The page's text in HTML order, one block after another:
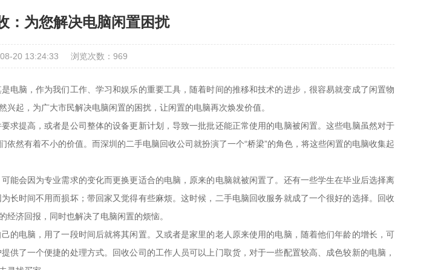
：为您解决电脑闲置困扰
20 13:24:33 浏览次数： 969
脑，作为我们工作、学习和娱乐的重要工具，随着时间的推移和技术的进步，很容易就变成了闲置物
起，为广大市民解决电脑闲置的困扰，让闲置的电脑再次焕发价值。
求提高，或者是公司整体的设备更新计划，导致一批批还能正常使用的电脑被闲置。这些电脑虽然对于
然有着不小的价值。而深圳的二手电脑回收公司就扮演了一个“桥梁”的角色，将这些闲置的电脑收集起
能会因为专业需求的变化而更换更适合的电脑，原来的电脑就被闲置了。还有一些学生在毕业后选择离
时间不用而损坏；带回家又觉得有些麻烦。这时候，二手电脑回收服务就成了一个很好的选择。回收
济回报，同时也解决了电脑闲置的烦恼。
的电脑，用了一段时间后就将其闲置。又或者是家里的老人原来使用的电脑，随着他们年龄的增长，可
了一个便捷的处理方式。回收公司的工作人员可以上门取货，对于一些配置较高、成色较新的电脑，